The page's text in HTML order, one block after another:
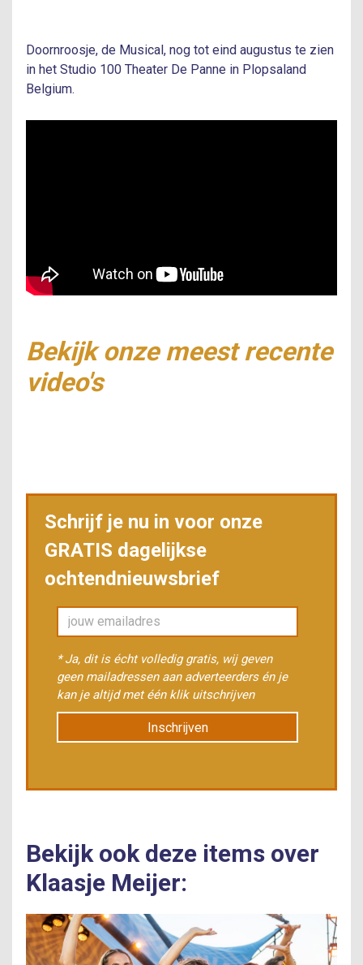
Doornroosje, de Musical, nog tot eind augustus te zien
in het Studio 100 Theater De Panne in Plopsaland
Belgium.
Bekijk onze meest recente
video's
Schrijf je nu in voor onze
GRATIS dagelijkse
ochtendnieuwsbrief
* Ja, dit is écht volledig gratis, wij geven
geen mailadressen aan adverteerders én je
kan je altijd met één klik uitschrijven
Inschrijven
Bekijk ook deze items over
Klaasje Meijer: